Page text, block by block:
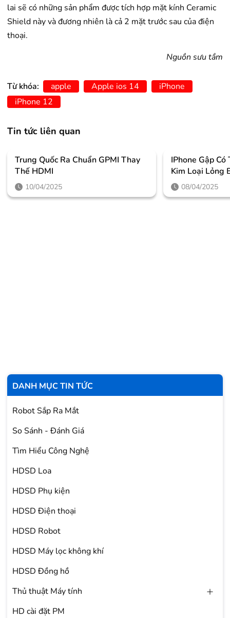
lai sẽ có những sản phẩm được tích hợp mặt kính Ceramic
Shield này và đương nhiên là cả 2 mặt trước sau của điện
thoại.
Nguồn sưu tầm
Từ khóa: apple Apple ios 14
iPhone
iPhone 12
Tin tức liên quan
Trung Quốc Ra Chuẩn GPMI Thay
Thế HDMI
10/04/2025
IPhone Gập
Kim Loại Lỏng
08/04/2025
DANH MỤC TIN TỨC
Robot Sắp Ra Mắt
So Sánh - Đánh Giá
Tìm Hiểu Công Nghệ
HDSD Loa
HDSD Phụ kiện
HDSD Điện thoại
HDSD Robot
HDSD Máy lọc không khí
HDSD Đồng hồ
Thủ thuật Máy tính
HD cài đặt PM